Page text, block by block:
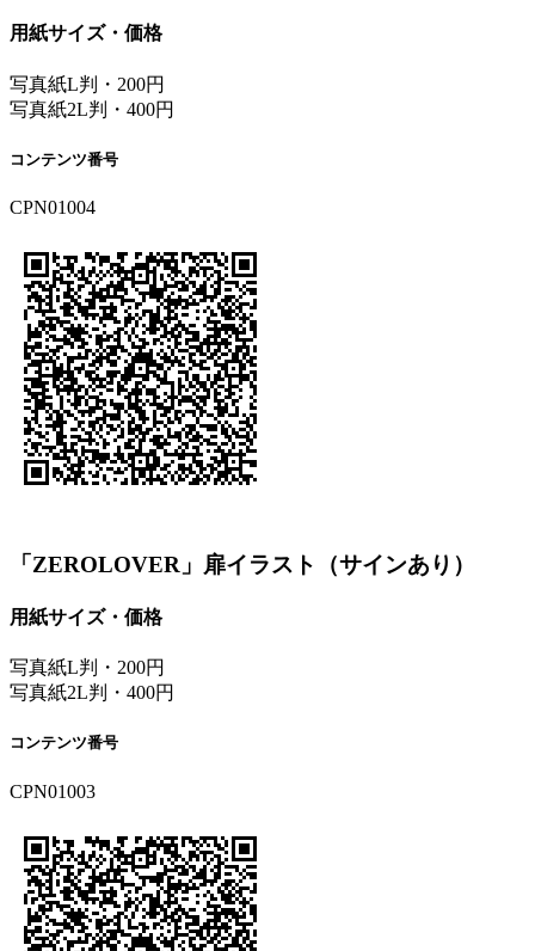
用紙サイズ・価格
写真紙L判・200円
写真紙2L判・400円
コンテンツ番号
CPN01004
「ZEROLOVER」扉イラスト（サインあり）
用紙サイズ・価格
写真紙L判・200円
写真紙2L判・400円
コンテンツ番号
CPN01003